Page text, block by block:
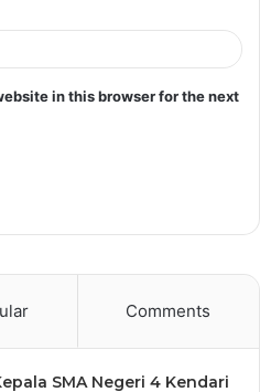
in this browser for the next
Comments
SMA Negeri 4 Kendari